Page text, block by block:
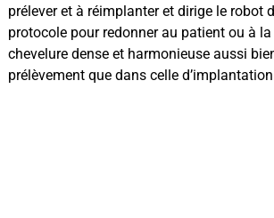
prélever et à réimplanter et dirige le robot
protocole pour redonner au patient ou à
chevelure dense et harmonieuse aussi
prélèvement que dans celle